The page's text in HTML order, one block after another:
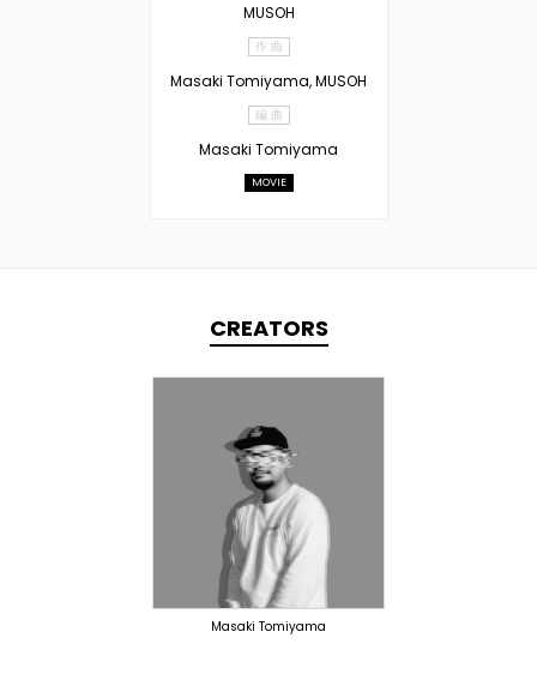
MUSOH
作 曲
Masaki Tomiyama, MUSOH
編 曲
Masaki Tomiyama
MOVIE
CREATORS
PRODUCER
DOMESTICS
Masaki Tomiyama